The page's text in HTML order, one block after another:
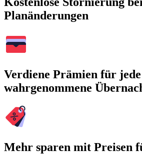
Planänderungen
Verdiene Prämien für jede
wahrgenommene
Mehr sparen mit Preisen